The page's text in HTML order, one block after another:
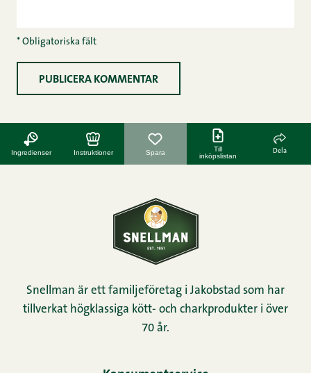
* Obligatoriska fält
Ingredienser Instruktioner Spara
Till
inköpslistan
Dela
Snellman är ett familjeföretag i Jakobstad som har
tillverkat högklassiga kött- och charkprodukter i över
70 år.